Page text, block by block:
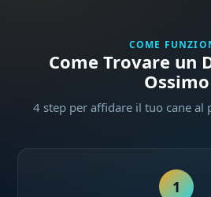
COME
Come Trovare un
Ossimo
4 step per affidare il tuo cane al
1